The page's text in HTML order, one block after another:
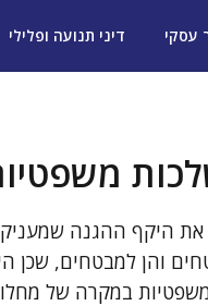
עסקי דיני תנועה ופלילי
את היקף ההגנה
והן למבטחים, שכן
במקרה של